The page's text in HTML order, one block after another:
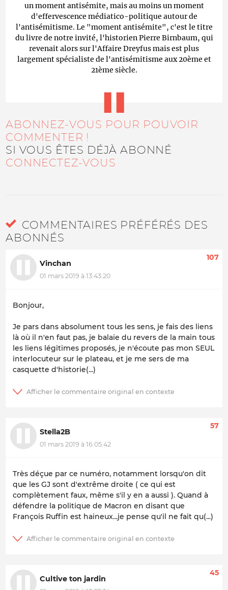
un moment antisémite, mais au moins un moment
d'effervescence médiatico-politique autour de
l'antisémitisme. Le "moment antisémite", c'est le titre
du livre de notre invité, l'historien Pierre Birnbaum, qui
revenait alors sur l'Affaire Dreyfus mais est plus
largement spécialiste de l'antisémitisme aux 20ème et
21ème siècle.
ABONNEZ-VOUS POUR POUVOIR
COMMENTER !
SI VOUS ÊTES DÉJÀ ABONNÉ
CONNECTEZ-VOUS
COMMENTAIRES PRÉFÉRÉS DES
ABONNÉS
Vinchan
01 mars 2019 à 13:43:20
107
Bonjour,
Je pars dans absolument tous les sens, je fais des liens
là où il n'en faut pas, je balaie du revers de la main tous
les liens légitimes proposés, je n'écoute pas mon SEUL
interlocuteur sur le plateau, et je me sers de ma
casquette d'historie(...)
Stella2B
01 mars 2019 à 16:05:42
57
Très déçue par ce numéro, notamment lorsqu'on dit
que les GJ sont d'extrême droite ( ce qui est
complètement faux, même s'il y en a aussi ). Quand à
défendre la politique de Macron en disant que
François Ruffin est haineux...je pense qu'il ne fait qu(...)
Cultive ton jardin
45